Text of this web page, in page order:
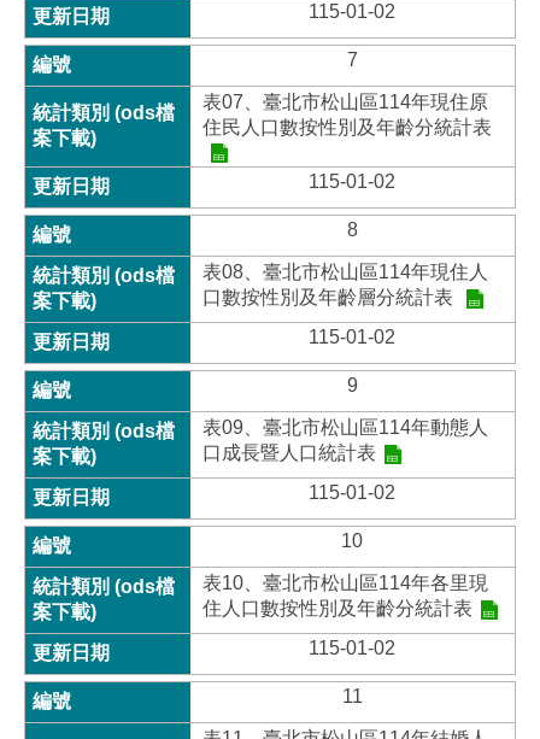
115-01-02
7
表07、臺北市松山區114年現住原
住民人口數按性別及年齡分統計表
115-01-02
8
表08、臺北市松山區114年現住人
口數按性別及年齡層分統計表
115-01-02
9
表09、臺北市松山區114年動態人
口成長暨人口統計表
115-01-02
10
表10、臺北市松山區114年各里現
住人口數按性別及年齡分統計表
115-01-02
11